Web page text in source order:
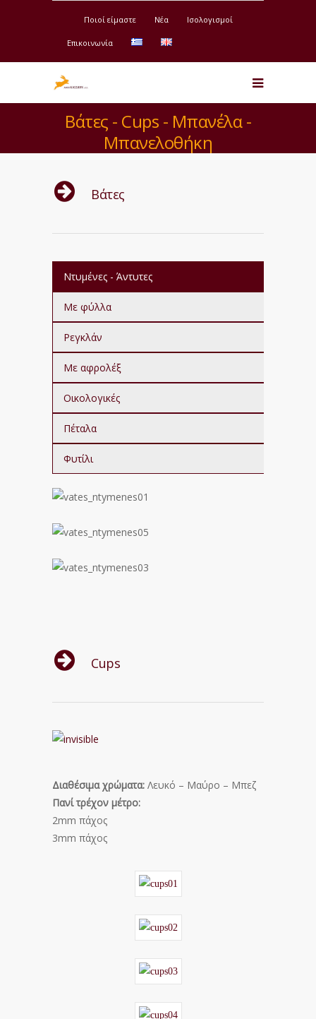
Ποιοί είμαστε Νέα Ισολογισμοί
Επικοινωνία
Βάτες - Cups - Μπανέλα -
Μπανελοθήκη
Βάτες
Ντυμένες - Άντυτες
Με φύλλα
Ρεγκλάν
Με αφρολέξ
Οικολογικές
Πέταλα
Φυτίλι
Cups
Διαθέσιμα χρώματα: Λευκό – Μαύρο – Μπεζ
Πανί τρέχον μέτρο:
2mm πάχος
3mm πάχος